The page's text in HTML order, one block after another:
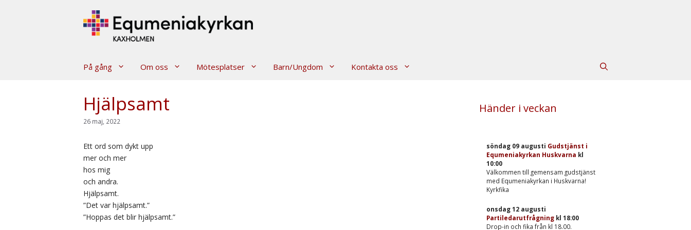
På gång Om oss Mötesplatser Barn/Ungdom Kontakta oss
Hjälpsamt
26 maj, 2022
Ett ord som dykt upp
mer och mer
hos mig
och andra.
Hjälpsamt.
”Det var hjälpsamt.”
”Hoppas det blir hjälpsamt.”
Händer i veckan
söndag 09 augusti Gudstjänst i
Equmeniakyrkan Huskvarna kl
10:00
Välkommen till gemensam gudstjänst
med Equmeniakyrkan i Huskvarna!
Kyrkfika
onsdag 12 augusti
Partiledarutfrågning kl 18:00
Drop-in och fika från kl 18.00.